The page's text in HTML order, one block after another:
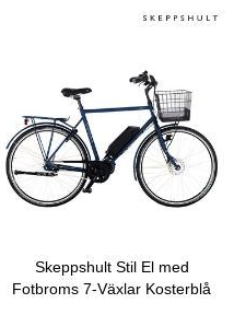
Skeppshult Stil El med
Fotbroms 7-Växlar Kosterblå